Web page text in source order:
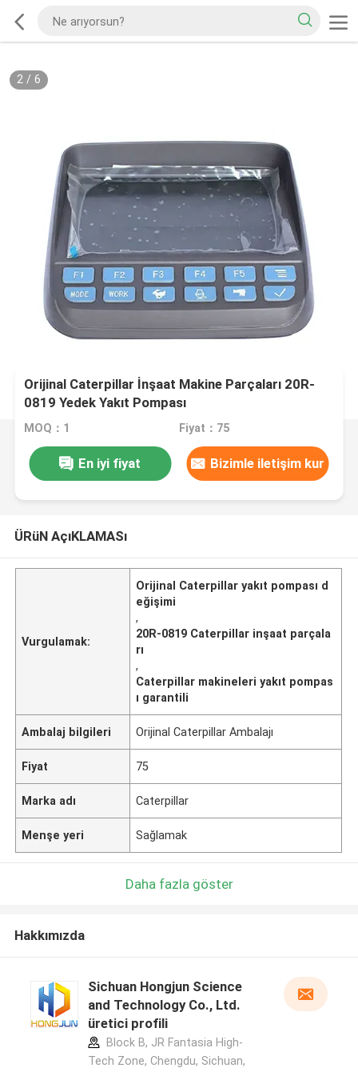
2/ 6
Orijinal Caterpillar İnşaat Makine Parçaları 20R-
0819 Yedek Yakıt Pompası
MOQ：1 Fiyat：75
En iyi fiyat Bizimle iletişim kur
ÜRüN AçıKLAMASı
Vurgulamak:
Orijinal Caterpillar yakıt pompası d
eğişimi
,
20R-0819 Caterpillar inşaat parçala
rı
,
Caterpillar makineleri yakıt pompas
ı garantili
Ambalaj bilgileri Orijinal Caterpillar Ambalajı
Fiyat 75
Marka adı Caterpillar
Menşe yeri Sağlamak
Daha fazla göster
Hakkımızda
Sichuan Hongjun Science
and Technology Co., Ltd.
üretici profili
Block B, JR Fantasia High-
Tech Zone, Chengdu, Sichuan,